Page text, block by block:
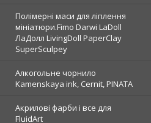
Полімерні маси для ліплення
мініатюри.Fimo Darwi LaDoll
ЛаДолл LivingDoll PaperClay
SuperSculpey
Алкогольне чорнило
Kamenskaya ink, Cernit, PINATA
Акрилові фарби і все для
FluidArt